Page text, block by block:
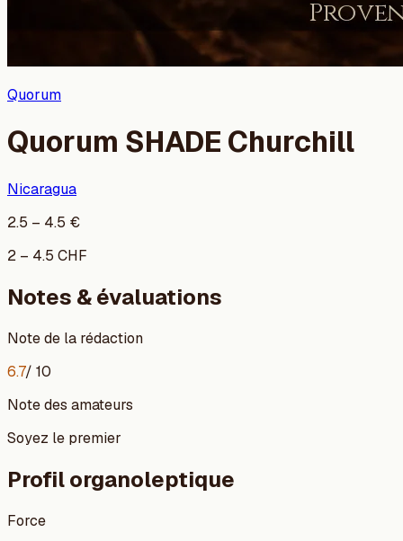
Quorum
Quorum SHADE Churchill
Nicaragua
2.5 – 4.5 €
2 – 4.5 CHF
Notes & évaluations
Note de la rédaction
6.7/ 10
Note des amateurs
Soyez le premier
Profil organoleptique
Force